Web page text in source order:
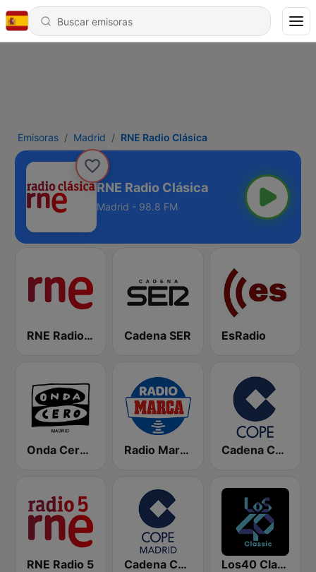
Emisoras Madrid RNE Radio Clásica
RNE Radio Clásica
Madrid - 98.8 FM
RNE Radio Nacional Cadena SER EsRadio
Onda Cero Madrid Radio Marca Nacional Cadena COPE
RNE Radio 5 Cadena COPE Madrid Los40 Classic